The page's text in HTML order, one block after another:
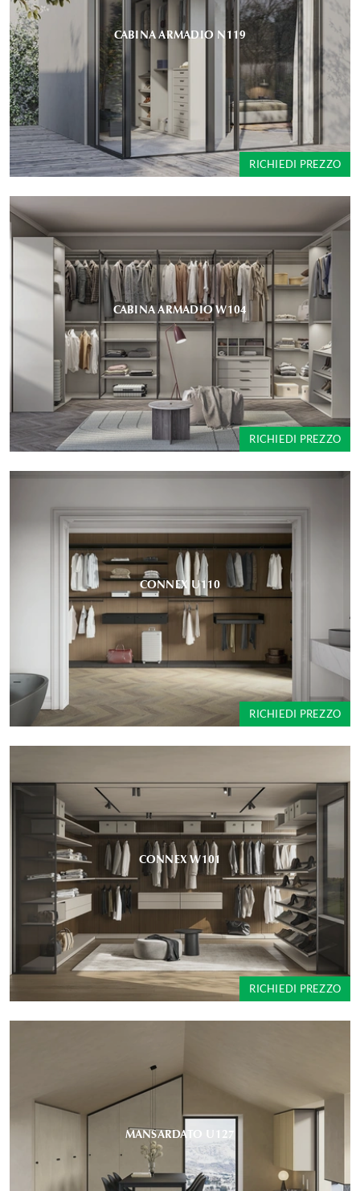
CABINA ARMADIO N119
RICHIEDI PREZZO
CABINA ARMADIO W104
RICHIEDI PREZZO
CONNEX U110
RICHIEDI PREZZO
CONNEX W101
RICHIEDI PREZZO
MANSARDATO U127